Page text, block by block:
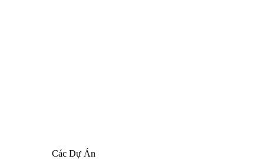
Các Dự Án